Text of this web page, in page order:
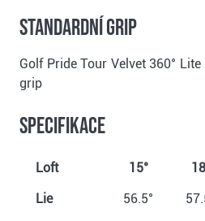
Standardní grip
Golf Pride Tour Velvet 360°
grip
Specifikace
Loft 15°
Lie
56.5°